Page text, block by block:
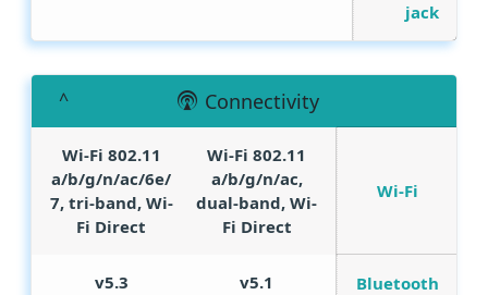
jack
Connectivity
Wi-Fi
Wi-Fi 802.11
a/b/g/n/ac,
dual-band, Wi-
Fi Direct
Wi-Fi 802.11
a/b/g/n/ac/6e/
7, tri-band, Wi-
Fi Direct
Bluetooth
v5.1
v5.3